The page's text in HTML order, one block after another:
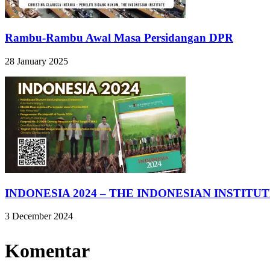
Rambu-Rambu Awal Masa Persidangan DPR
28 January 2025
INDONESIA 2024 – THE INDONESIAN
3 December 2024
Komentar